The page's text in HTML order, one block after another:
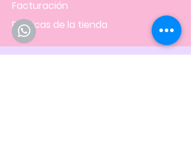
Facturación
Políticas de la tienda